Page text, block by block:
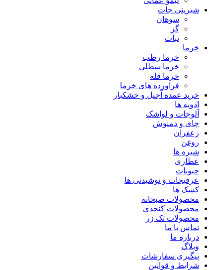
شیرینی جات
سوهان
گز
نبات
خرما
خرما رطب
خرما سطلی
خرما فله
فراورده های خرما
خرید عمده آجیل و خشکبار
ادویه ها
آلوجات و لواشک
چای و دمنوش
زعفران
روغن
شیره ها
عطاری
حبوبات
عرقیجات و نوشیدنی ها
کشک ها
محصولات صبحانه
محصولات کنجدی
محصولات تک زر
تماس با ما
درباره ما
وبلاگ
پیگیری سفارشات
شرایط و قوانین